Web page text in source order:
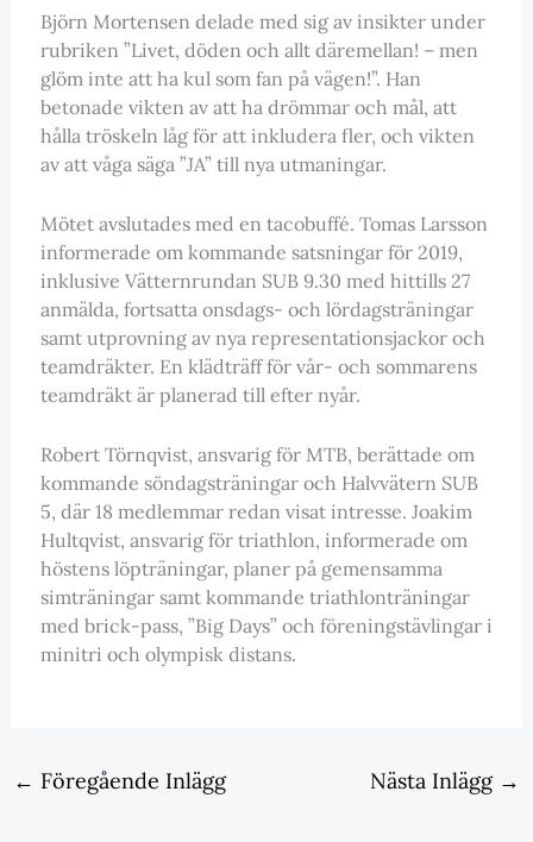
Björn Mortensen delade med sig av insikter under
rubriken ”Livet, döden och allt däremellan! – men
glöm inte att ha kul som fan på vägen!”. Han
betonade vikten av att ha drömmar och mål, att
hålla tröskeln låg för att inkludera fler, och vikten
av att våga säga ”JA” till nya utmaningar.
Mötet avslutades med en tacobuffé. Tomas Larsson
informerade om kommande satsningar för 2019,
inklusive Vätternrundan SUB 9.30 med hittills 27
anmälda, fortsatta onsdags- och lördagsträningar
samt utprovning av nya representationsjackor och
teamdräkter. En klädträff för vår- och sommarens
teamdräkt är planerad till efter nyår.
Robert Törnqvist, ansvarig för MTB, berättade om
kommande söndagsträningar och Halvvätern SUB
5, där 18 medlemmar redan visat intresse. Joakim
Hultqvist, ansvarig för triathlon, informerade om
höstens löpträningar, planer på gemensamma
simträningar samt kommande triathlonträningar
med brick-pass, ”Big Days” och föreningstävlingar i
minitri och olympisk distans.
← Föregående Inlägg Nästa Inlägg →